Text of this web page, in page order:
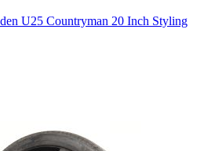
U25 Countryman 20 Inch Styling